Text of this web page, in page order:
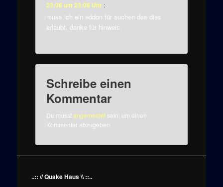
23:08 um 23:08 Uhr :
muss ich ein addon für suchen das dies
erlaubt. danke für hinweis.
Schreibe einen
Kommentar
Du musstangemeldetsein, um einen
Kommentar abzugeben.
..:: // Quake Haus \\ ::..